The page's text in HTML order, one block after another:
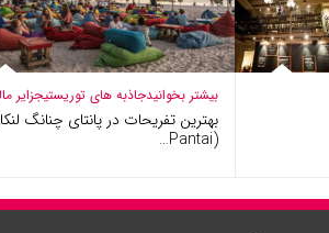
بیشتر بخوانیدجاذبه های توریستیجزایر
بهترین تفریحات در پانتای چنانگ
(Pantai…